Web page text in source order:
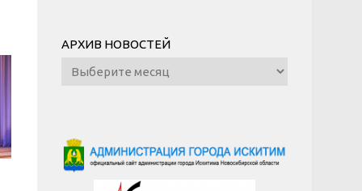
АРХИВ НОВОСТЕЙ
Архив
новостей